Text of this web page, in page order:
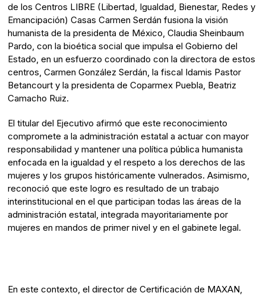
de los Centros LIBRE (Libertad, Igualdad, Bienestar, Redes y
Emancipación) Casas Carmen Serdán fusiona la visión
humanista de la presidenta de México, Claudia Sheinbaum
Pardo, con la bioética social que impulsa el Gobierno del
Estado, en un esfuerzo coordinado con la directora de estos
centros, Carmen González Serdán, la fiscal Idamis Pastor
Betancourt y la presidenta de Coparmex Puebla, Beatriz
Camacho Ruiz.
El titular del Ejecutivo afirmó que este reconocimiento
compromete a la administración estatal a actuar con mayor
responsabilidad y mantener una política pública humanista
enfocada en la igualdad y el respeto a los derechos de las
mujeres y los grupos históricamente vulnerados. Asimismo,
reconoció que este logro es resultado de un trabajo
interinstitucional en el que participan todas las áreas de la
administración estatal, integrada mayoritariamente por
mujeres en mandos de primer nivel y en el gabinete legal.
En este contexto, el director de Certificación de MAXAN,